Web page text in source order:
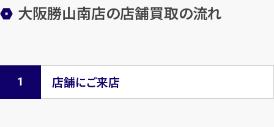
大阪勝山南店の店舗買取の流れ
店舗にご来店